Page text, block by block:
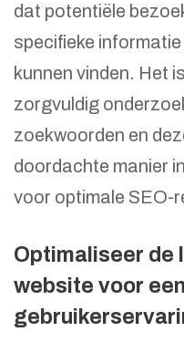
dat potentiële
specifieke
kunnen vinden. Het
zorgvuldig
zoekwoorden en
doordachte manier
voor optimale SEO-
Optimaliseer de
website voor